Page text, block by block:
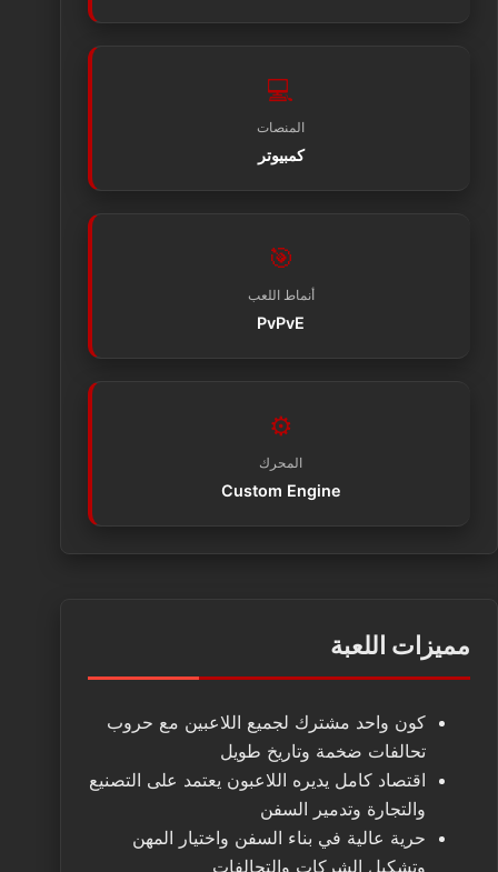
💻
المنصات
كمبيوتر
🎯
أنماط اللعب
PvPvE
⚙️
المحرك
Custom Engine
مميزات اللعبة
كون واحد مشترك لجميع اللاعبين مع حروب
تحالفات ضخمة وتاريخ طويل
اقتصاد كامل يديره اللاعبون يعتمد على التصنيع
والتجارة وتدمير السفن
حرية عالية في بناء السفن واختيار المهن
وتشكيل الشركات والتحالفات